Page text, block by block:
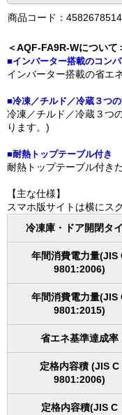
商品コード：
＜AQF-FA9R-Wについて
■インバーター搭載のコン
インバーター搭載の省エ
■冷凍／チルド／冷蔵３つ
冷凍／チルド／冷蔵３つ
ります。)
■耐熱トップテーブル付き
耐熱トップテーブル付き
【主な仕様】
スマホ版サイトは横にス
冷凍庫・ドア開閉タ
年間消費電力量(JIS
9801:2006)
年間消費電力量(JIS
9801:2015)
省エネ基準達成率
定格内容積 (JIS C
9801:2006)
定格内容積(JIS C